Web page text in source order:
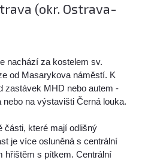
(okr. Ostrava-
nachází za kostelem sv.
od Masarykova náměstí. K
zastávek MHD nebo autem -
na výstavišti Černá louka.
části, které mají odlišný
je více osluněná s centrální
hřištěm s pítkem. Centrální